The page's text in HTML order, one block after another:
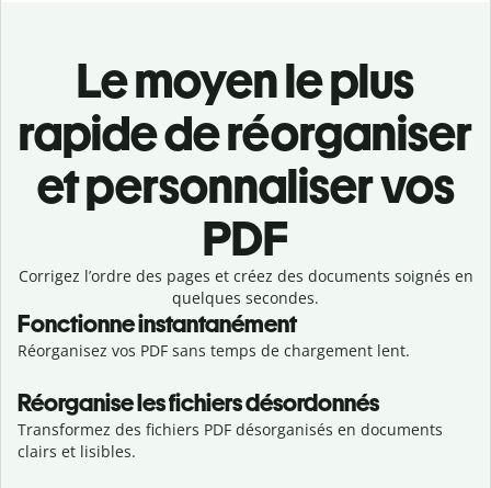
Le moyen le plus
rapide de réorganiser
et personnaliser vos
PDF
Corrigez l’ordre des pages et créez des documents soignés en
quelques secondes.
Fonctionne instantanément
Réorganisez vos PDF sans temps de chargement lent.
Réorganise les fichiers désordonnés
Transformez des fichiers PDF désorganisés en documents
clairs et lisibles.